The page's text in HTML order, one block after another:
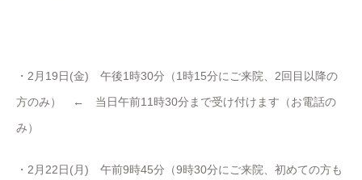
・2月19日(金) 午後1時30分（1時15分にご来院、2回目以降の
方のみ） ← 当日午前11時30分まで受け付けます（お電話の
み）
・2月22日(月) 午前9時45分（9時30分にご来院、初めての方も